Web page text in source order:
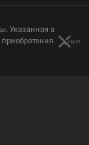
Указанная в